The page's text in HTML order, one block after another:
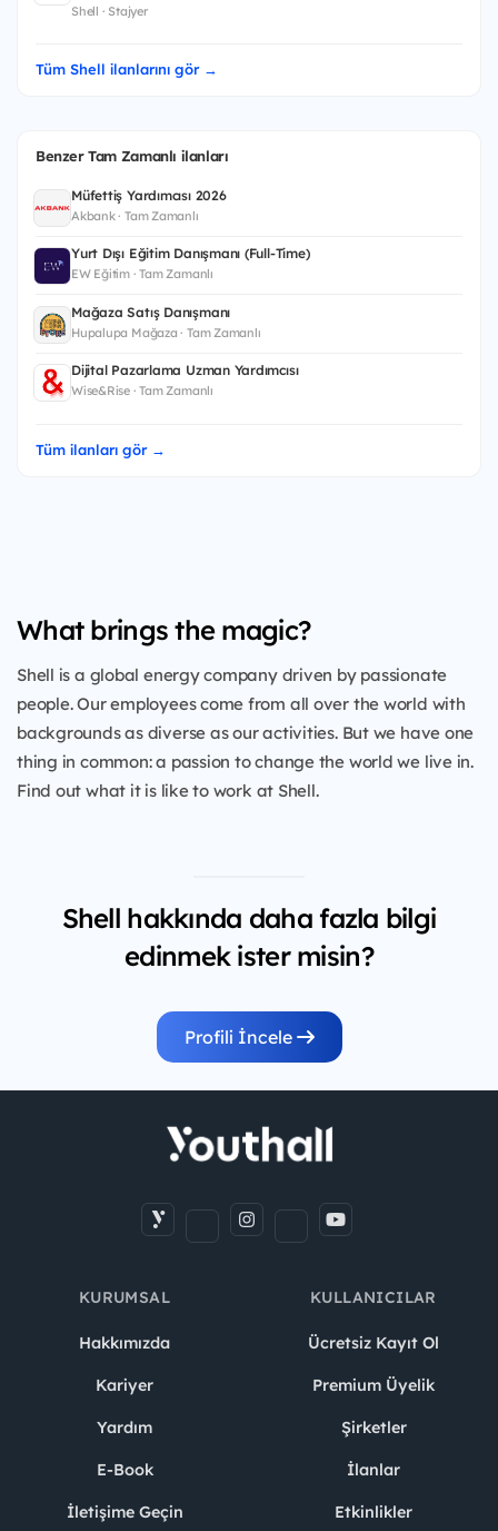
Shell · Stajyer
Tüm Shell ilanlarını gör →
Benzer Tam Zamanlı ilanları
Müfettiş Yardımcısı 2026
Akbank · Tam Zamanlı
Yurt Dışı Eğitim Danışmanı (Full-Time)
EW Eğitim · Tam Zamanlı
Mağaza Satış Danışmanı
Hupalupa Mağaza · Tam Zamanlı
Dijital Pazarlama Uzman Yardımcısı
Wise&Rise · Tam Zamanlı
Tüm ilanları gör →
What brings the magic?
Shell is a global energy company driven by passionate
people. Our employees come from all over the world with
backgrounds as diverse as our activities. But we have one
thing in common: a passion to change the world we live in.
Find out what it is like to work at Shell.
Shell hakkında daha fazla bilgi
edinmek ister misin?
Profili İncele
KURUMSAL
Hakkımızda
Kariyer
Yardım
E-Book
İletişime Geçin
KULLANICILAR
Ücretsiz Kayıt Ol
Premium Üyelik
Şirketler
İlanlar
Etkinlikler